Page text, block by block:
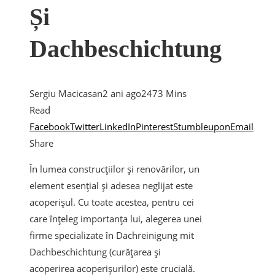
Și
Dachbeschichtung
Sergiu Macicasan2 ani ago2473 Mins
Read
FacebookTwitterLinkedInPinterestStumbleuponEmail
Share
În lumea construcțiilor și renovărilor, un
element esențial și adesea neglijat este
acoperișul. Cu toate acestea, pentru cei
care înțeleg importanța lui, alegerea unei
firme specializate în Dachreinigung mit
Dachbeschichtung (curățarea și
acoperirea acoperișurilor) este crucială.